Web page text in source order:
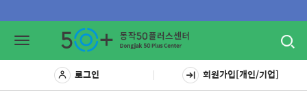
Toggle
로그인 회원가입[개인/기업]